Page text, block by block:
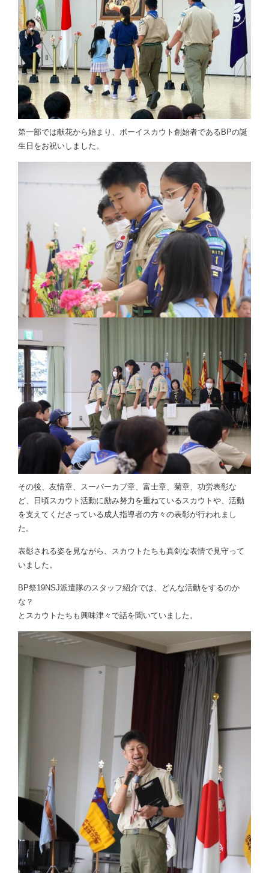
第一部では献花から始まり、ボーイスカウト創始者であるBPの誕
生日をお祝いしました。
その後、友情章、スーパーカブ章、富士章、菊章、功労表彰な
ど、日頃スカウト活動に励み努力を重ねているスカウトや、活動
を支えてくださっている成人指導者の方々の表彰が行われまし
た。
表彰される姿を見ながら、スカウトたちも真剣な表情で見守って
いました。
BP祭19NSJ派遣隊のスタッフ紹介では、どんな活動をするのか
な？
とスカウトたちも興味津々で話を聞いていました。